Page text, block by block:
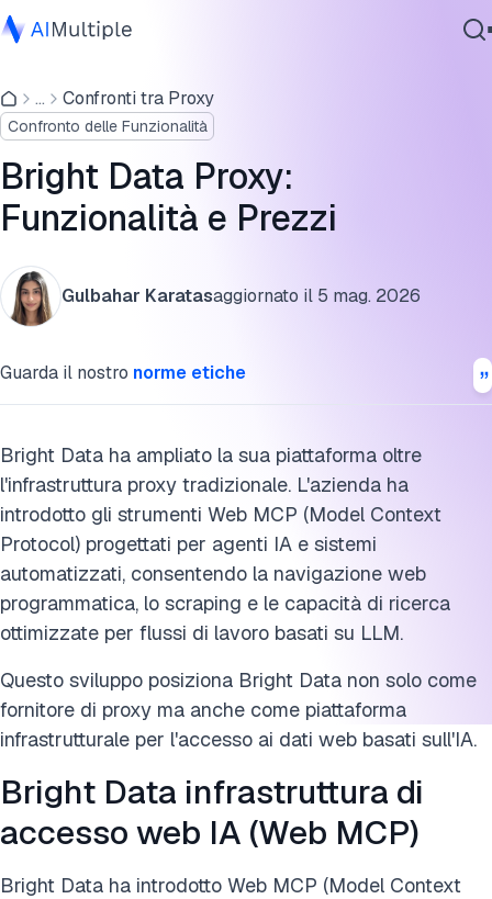
IA Agente
Sicurezza Informatica
Dati
Software Aziendale
Servizi
... Confronti tra Proxy
Confronto delle Funzionalità
Bright Data Proxy:
Funzionalità e Prezzi
Gulbahar Karatasaggiornato il 5 mag. 2026
Guarda il nostro norme etiche
Bright Data ha ampliato la sua piattaforma oltre
l'infrastruttura proxy tradizionale. L'azienda ha
introdotto gli strumenti Web MCP (Model Context
Protocol) progettati per agenti IA e sistemi
automatizzati, consentendo la navigazione web
programmatica, lo scraping e le capacità di ricerca
ottimizzate per flussi di lavoro basati su LLM.
Questo sviluppo posiziona Bright Data non solo come
fornitore di proxy ma anche come piattaforma
infrastrutturale per l'accesso ai dati web basati sull'IA.
Bright Data infrastruttura di
accesso web IA (Web MCP)
Bright Data ha introdotto Web MCP (Model Context
Bright Data rete proxy
Proxy datacenter
Proxy residenziale statico (Proxy ISP)
Cita questa ricerca